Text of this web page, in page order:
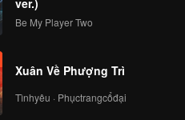
Be My Player Two
Xuân Về Phượng Trì
Tìnhyêu · Phụctrangcổđại